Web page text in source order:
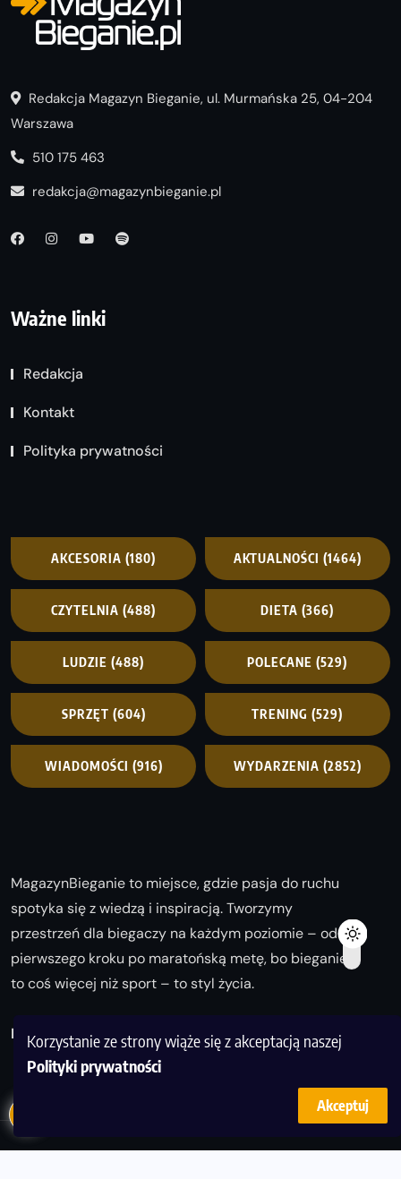
Korzystanie ze strony wiąże się z akceptacją naszej
Polityki prywatności
Akceptuj
Redakcja Magazyn Bieganie, ul. Murmańska 25, 04-204
Warszawa
510 175 463
redakcja@magazynbieganie.pl
Ważne linki
Redakcja
Kontakt
Polityka prywatności
AKCESORIA (180) AKTUALNOŚCI (1464)
CZYTELNIA (488) DIETA (366)
LUDZIE (488) POLECANE (529)
SPRZĘT (604) TRENING (529)
WIADOMOŚCI (916) WYDARZENIA (2852)
MagazynBieganie to miejsce, gdzie pasja do ruchu
spotyka się z wiedzą i inspiracją. Tworzymy
przestrzeń dla biegaczy na każdym poziomie – od
pierwszego kroku po maratońską metę, bo bieganie
to coś więcej niż sport – to styl życia.
Biegaj z nami i odkrywaj swoją najlepszą wersję!